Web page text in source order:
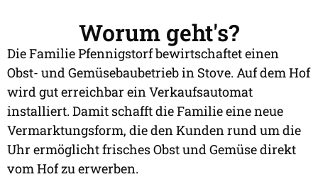
Worum geht's?
Die Familie Pfennigstorf bewirtschaftet einen
Obst- und Gemüsebaubetrieb in Stove. Auf dem Hof
wird gut erreichbar ein Verkaufsautomat
installiert. Damit schafft die Familie eine neue
Vermarktungsform, die den Kunden rund um die
Uhr ermöglicht frisches Obst und Gemüse direkt
vom Hof zu erwerben.